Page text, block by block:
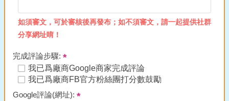
如須審文，可於審核後再發布；如不須審文，請一起提供社群
分享網址唷！
完成評論步驟:
我已爲廠商Google商家完成評論
我已爲廠商FB官方粉絲團打分數鼓勵
Google評論(網址):